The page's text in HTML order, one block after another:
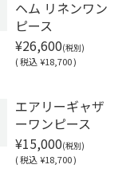
ヘム リネンワン
ピース
¥26,600(税別)
(税込 ¥18,700 )
エアリーギャザ
ーワンピース
¥15,000(税別)
(税込 ¥18,700 )